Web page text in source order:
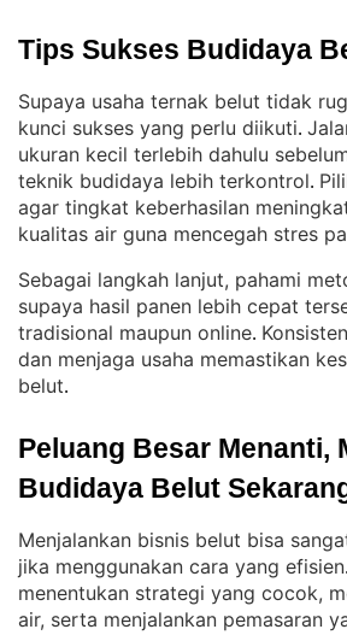
Tips Sukses Budidaya
Supaya usaha ternak belut tidak
kunci sukses yang perlu diikuti.
ukuran kecil terlebih dahulu
teknik budidaya lebih terkontrol.
agar tingkat keberhasilan
kualitas air guna mencegah stres
Sebagai langkah lanjut, pahami
supaya hasil panen lebih cepat
tradisional maupun online.
dan menjaga usaha memastikan
belut.
Peluang Besar Menanti,
Budidaya Belut
Menjalankan bisnis belut bisa
jika menggunakan cara yang efisien.
menentukan strategi yang cocok,
air, serta menjalankan pemasaran